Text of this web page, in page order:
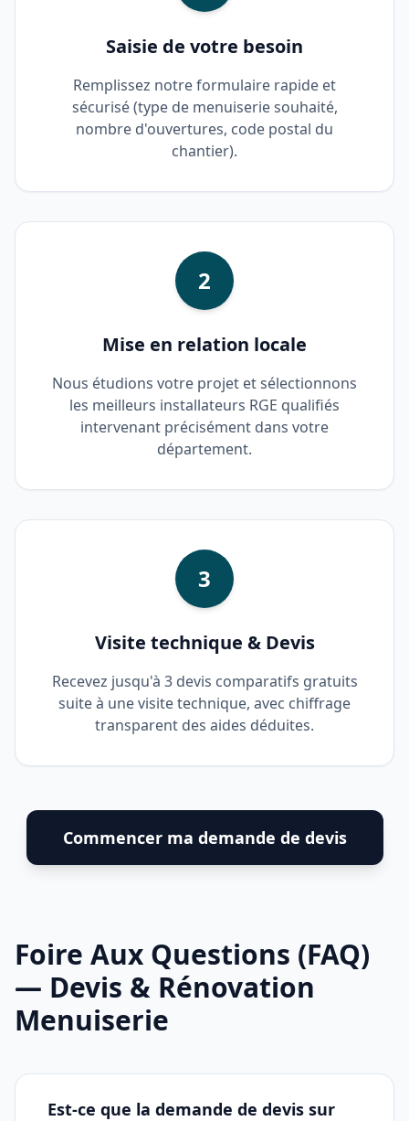
Saisie de votre besoin
Remplissez notre formulaire rapide et
sécurisé (type de menuiserie souhaité,
nombre d'ouvertures, code postal du
chantier).
2
Mise en relation locale
Nous étudions votre projet et sélectionnons
les meilleurs installateurs RGE qualifiés
intervenant précisément dans votre
département.
3
Visite technique & Devis
Recevez jusqu'à 3 devis comparatifs gratuits
suite à une visite technique, avec chiffrage
transparent des aides déduites.
Commencer ma demande de devis
Foire Aux Questions (FAQ)
— Devis & Rénovation
Menuiserie
Est-ce que la demande de devis sur